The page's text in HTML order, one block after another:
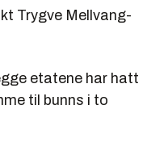
Trygve Mellvang-
etatene har hatt
til bunns i to